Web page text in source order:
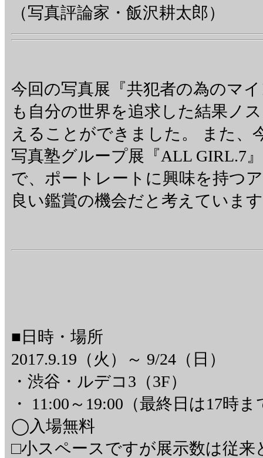
（写真評論家・飯沢耕太郎）
今回の写真展『共犯者の為のマ
も自分の世界を追求した結果ノ
えることができました。 また、
写真塾グループ展『ALL GIRL.7
で、ポートレートに興味を持つ
良い鑑賞の機会だと考えていま
■日時・場所
2017.9.19（火）～ 9/24（日）
・渋谷・ルデコ3（3F）
・ 11:00～19:00（最終日は17時ま
◯入場無料
□小スペースですが展示数は従